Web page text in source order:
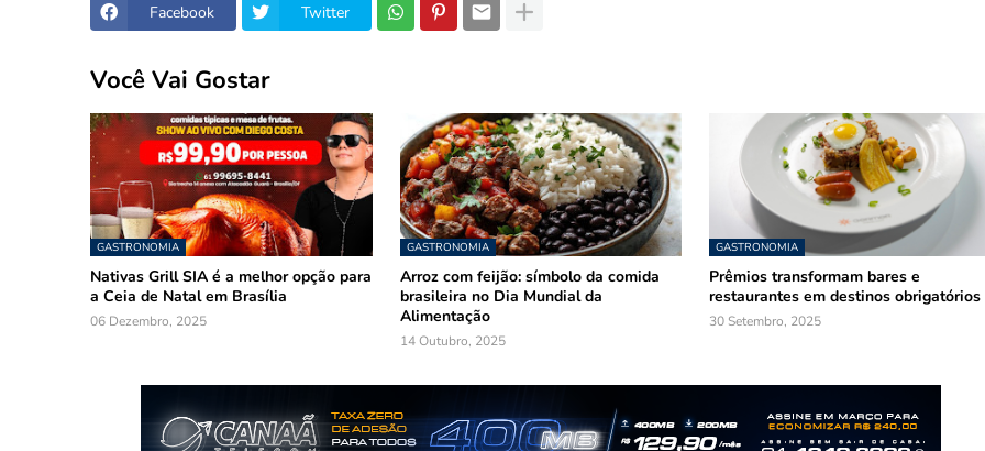
Facebook Twitter
Você Vai Gostar
GASTRONOMIA
Nativas Grill SIA é a melhor opção para
a Ceia de Natal em Brasília
06 Dezembro, 2025
GASTRONOMIA
Arroz com feijão: símbolo da comida
brasileira no Dia Mundial da
Alimentação
14 Outubro, 2025
GASTRONOMIA
Prêmios transformam bares e
restaurantes em destinos obrigatórios
30 Setembro, 2025